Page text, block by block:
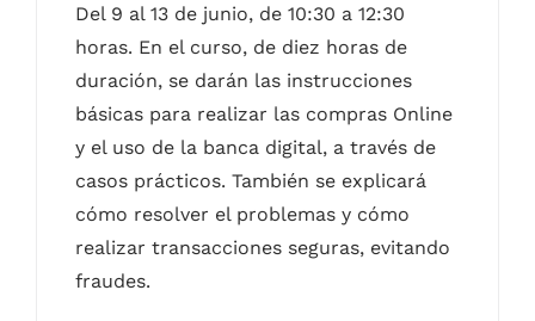
Del 9 al 13 de junio, de 10:30 a 12:30
horas. En el curso, de diez horas de
duración, se darán las instrucciones
básicas para realizar las compras Online
y el uso de la banca digital, a través de
casos prácticos. También se explicará
cómo resolver el problemas y cómo
realizar transacciones seguras, evitando
fraudes.